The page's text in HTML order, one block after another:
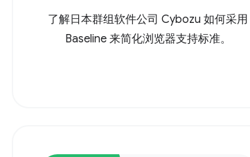
了解日本群组软件公司 Cybozu 如何采用
Baseline 来简化浏览器支持标准。